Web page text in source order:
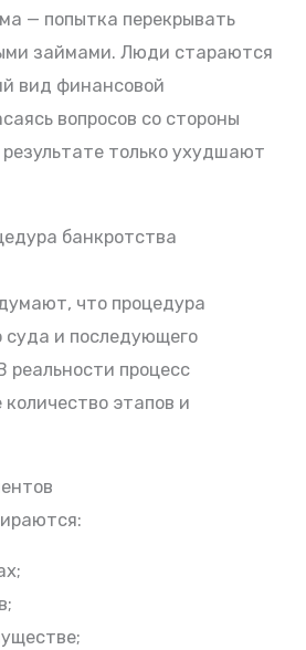
— попытка перекрывать
займами. Люди стараются
вид финансовой
вопросов со стороны
только ухудшают
банкротства
что процедура
суда и последующего
реальности процесс
этапов и